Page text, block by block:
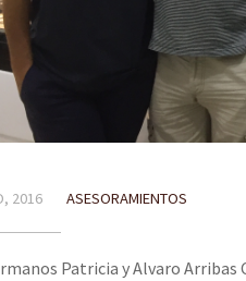
2016 ASESORAMIENTOS
Patricia y Alvaro